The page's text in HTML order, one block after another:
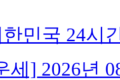
민국 24시
세] 2026년